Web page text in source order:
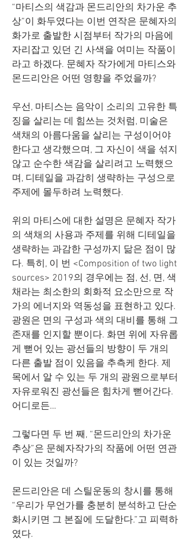
“마티스의 색감과 몬드리안의 차가운 추
상”이 화두였다는 이번 연작은 문혜자의
화가로 출발한 시점부터 작가의 마음에
자리잡고 있던 긴 사색을 여미는 작품이
라고 하겠다. 문혜자 작가에게 마티스와
몬드리안은 어떤 영향을 주었을까?
우선, 마티스는 음악이 소리의 고유한 특
징을 살리는 데 힘쓰는 것처럼, 미술은
색채의 아름다움을 살리는 구성이어야
한다고 생각했으며, 그 자신이 색을 섞지
않고 순수한 색감을 살리려고 노력했으
며, 디테일을 과감히 생략하는 구성으로
주제에 몰두하려 노력했다.
위의 마티스에 대한 설명은 문혜자 작가
의 색채의 사용과 주제를 위해 디테일을
생략하는 과감한 구성까지 닮은 점이 많
다. 특히, 이 번 <Composition of two light
sources> 2019의 경우에는 점, 선, 면, 색
채라는 최소한의 회화적 요소만으로 작
가의 에너지와 역동성을 표현하고 있다.
광원은 면의 구성과 색의 대비를 통해 그
존재를 인지할 뿐이다. 화면 위에 자유롭
게 뻗어 있는 광선들의 방향이 두 개의
다른 출발 점이 있음을 추측케 한다. 제
목에서 알 수 있는 두 개의 광원으로부터
자유로워진 광선들은 힘차게 뻗어간다.
어디로든…
그렇다면 두 번 째, “몬드리안의 차가운
추상”은 문혜자작가의 작품에 어떤 연관
이 있는 것일까?
몬드리안은 데 스틸운동의 창시를 통해
“우리가 무언가를 충분히 분석하고 단순
화시키면 그 본질에 도달한다.”고 피력하
였다.